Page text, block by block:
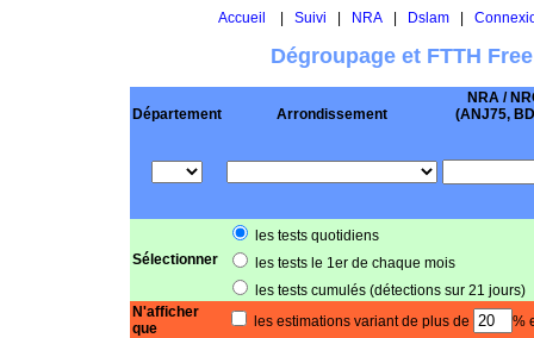
Accueil Suivi NRA| Dslam|
Dégroupage et FTTH
Département Arrondissement
NRA /
(ANJ75,
Sélectionner
les tests quotidiens
les tests le 1er de chaque mois
les tests cumulés (détections sur 21 jours)
N'afficher
que
les estimations variant de plus de %